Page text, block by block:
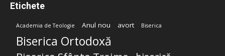
Etichete
Academia de Teologie Anul nou avort Biserica
Biserica Ortodoxă